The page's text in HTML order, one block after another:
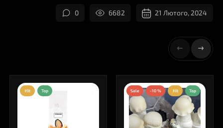
0 6682 21 Лютого, 2024
Hit Top Sale -10 % Hit Top